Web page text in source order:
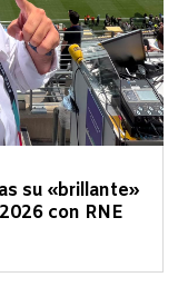
su «brillante»
con RNE